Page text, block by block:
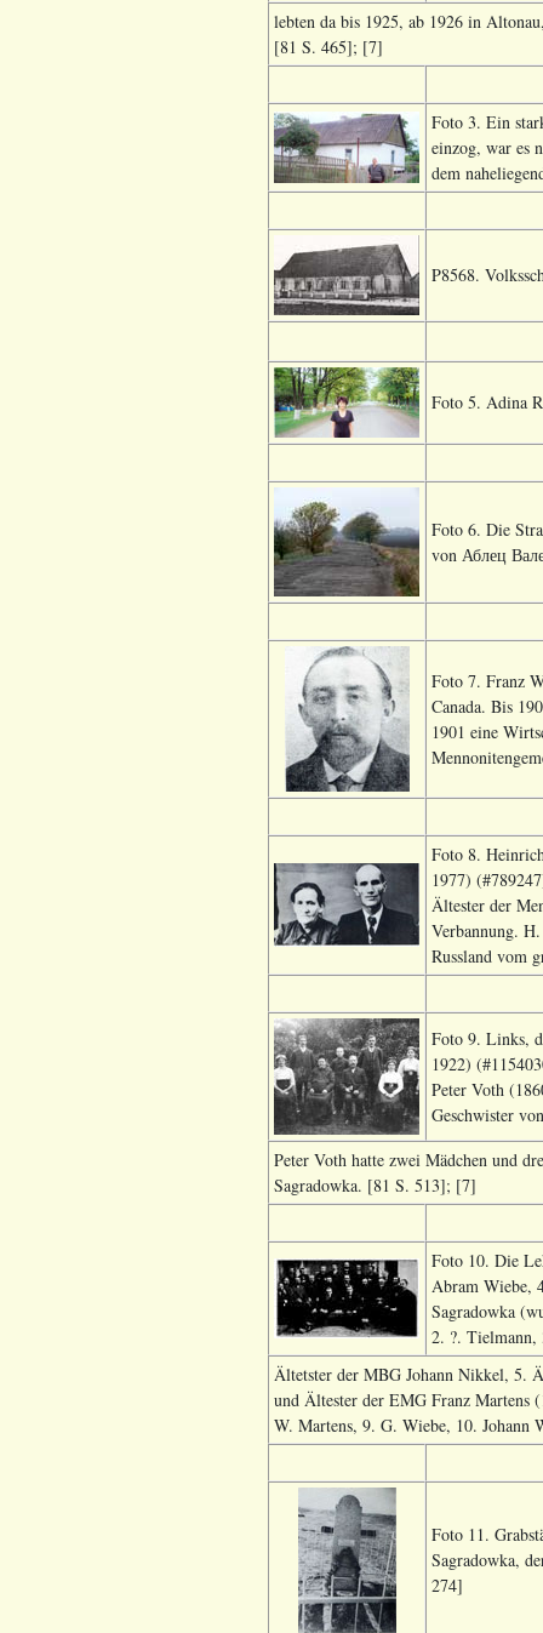
lebten da bis 1925, ab 1926 in
[81 S. 465]; [7]
Foto 3. Ein
einzog, war es
dem
P8568.
Foto 5. Adina
Foto 6. Die
von Аблец
Foto 7. Franz
Canada. Bis
1901 eine
Foto 8.
1977)
Ältester der
Verbannung.
Russland vom
Foto 9. Links,
1922)
Peter Voth
Geschwister
Peter Voth hatte zwei Mädchen und
Sagradowka. [81 S. 513]; [7]
Foto 10. Die
Abram Wiebe,
Sagradowka
2. ?. Tielmann,
Ältetster der MBG Johann Nikkel, 5.
und Ältester der EMG Franz Martens
W. Martens, 9. G. Wiebe, 10.
Foto 11.
Sagradowka,
274]